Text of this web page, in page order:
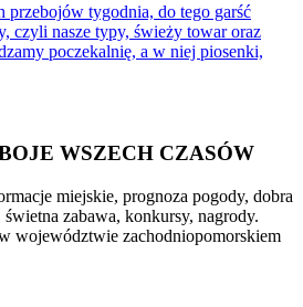
przebojów tygodnia, do tego garść
czyli nasze typy, świeży towar oraz
poczekalnię, a w niej piosenki,
WSZECH CZASÓW
miejskie, prognoza pogody, dobra
zabawa, konkursy, nagrody.
województwie zachodniopomorskiem